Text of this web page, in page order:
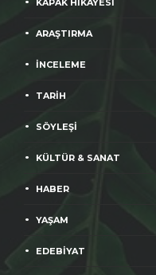
ARAŞTIRMA
İNCELEME
TARİH
SÖYLEŞİ
KÜLTÜR & SANAT
HABER
YAŞAM
EDEBİYAT